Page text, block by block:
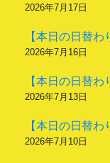
2026年7月17日
【本日の日替
2026年7月16日
【本日の日替
2026年7月13日
【本日の日替
2026年7月10日